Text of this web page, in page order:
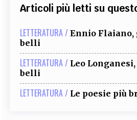
Articoli più letti su
LETTERATURA / Ennio
belli
LETTERATURA / Leo
belli
LETTERATURA / Le poesie più